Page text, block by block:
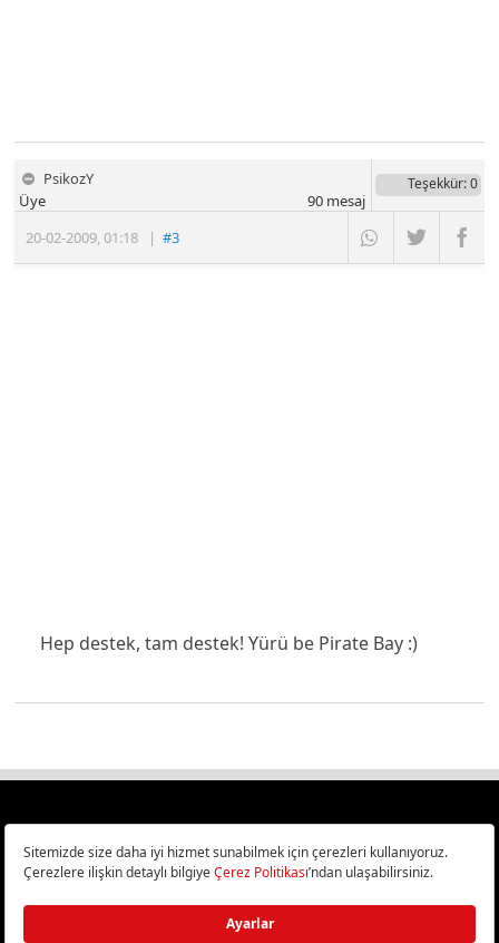
PsikozY
20-02-2009,01:18 |#3
Üye
Teşekkür: 0
90mesaj
Hep destek, tam destek! Yürü be Pirate Bay :)
Türkiye
Bilişim ve Teknoloji Haberleri CHIP Online’da!